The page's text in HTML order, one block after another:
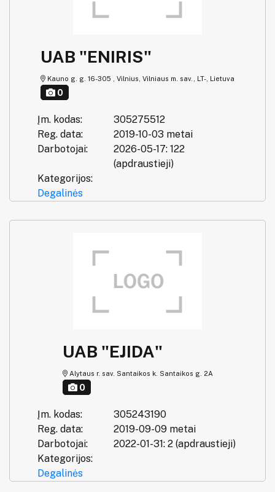
UAB "ENIRIS"
Kauno g. g. 16-305 , Vilnius, Vilniaus m. sav., LT-, Lietuva
0
Įm. kodas:
305275512
Reg. data:
2019-10-03 metai
Darbotojai:
2026-05-17: 122
(apdraustieji)
Kategorijos:
Degalinės
UAB "EJIDA"
Alytaus r. sav. Santaikos k. Santaikos g. 2A
0
Įm. kodas:
305243190
Reg. data:
2019-09-09 metai
Darbotojai:
2022-01-31: 2 (apdraustieji)
Kategorijos:
Degalinės